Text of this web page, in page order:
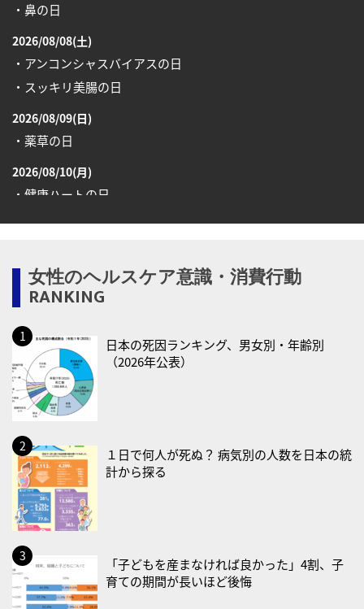
・鼻の日
2026/08/08(土)
・アンコンシャスバイアスの日
・スッキリ美腸の日
2026/08/09(日)
・薬草の日
2026/08/10(月)
・健康ハートの日
・育児の日
2026/08/13(木)
・一汁三菜の日
2026/08/17(月)
・減塩の日
2026/08/18(火)
・防犯の日
2026/08/19(水)
・世界人道デー
・食育の日
・治療アプリの日
・献血の日
女性のヘルスケア意識・消費行動
RANKING
日本の死因ランキング、男女別・年齢別
（2026年公表）
１日で何人が死ぬ？ 病気別の人数を日本の統
計から探る
「子どもを産まなければ良かった」4割、子
育ての期間が長いほど後悔